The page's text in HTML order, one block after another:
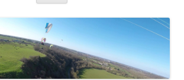
contenu